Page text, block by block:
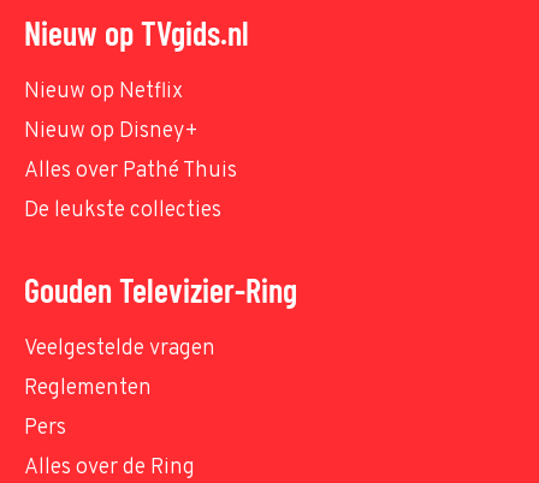
Nieuw op TVgids.nl
Nieuw op Netflix
Nieuw op Disney+
Alles over Pathé Thuis
De leukste collecties
Gouden Televizier-Ring
Veelgestelde vragen
Reglementen
Pers
Alles over de Ring